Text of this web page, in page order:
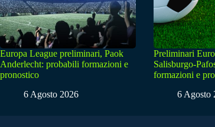
Europa League preliminari, Paok
Anderlecht: probabili formazioni e
pronostico
6 Agosto 2026
Preliminari
Salisburgo-
formazioni e
6 Agosto